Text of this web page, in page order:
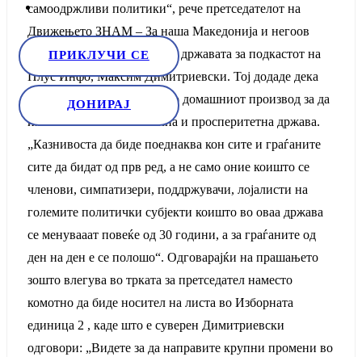
ПРИКЛУЧИ СЕ
ДОНИРАЈ
самоодржливи политики“, рече претседателот на
Движењето ЗНАМ – За наша Македонија и негоов
кандидат за претседател на државата за подкастот на
Плус Инфо, Максим Димитриевски. Тој додаде дека
целта е да се зголеми бруто домашниот производ за да
имаме економски стабилна и просперитетна држава.
„Казнивоста да биде поеднаква кон сите и граѓаните
сите да бидат од прв ред, а не само оние коишто се
членови, симпатизери, поддржувачи, лојалисти на
големите политички субјекти коишто во оваа држава
се менувааат повеќе од 30 години, а за граѓаните од
ден на ден е се полошо“. Одговарајќи на прашањето
зошто влегува во трката за претседател наместо
комотно да биде носител на листа во Изборната
единица 2 , каде што е суверен Димитриевски
одговори: „Видете за да направите крупни промени во